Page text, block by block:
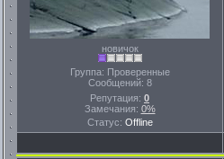
новичок
Группа: Проверенные
Сообщений: 8
Репутация: 0
Замечания: 0%
Статус: Offline